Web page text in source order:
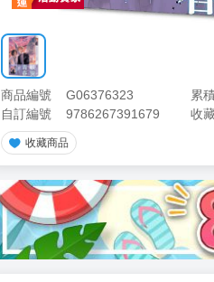
商品編號 G06376323 累
自訂編號
9786267391679 收
收藏商品